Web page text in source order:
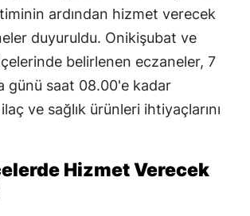
ardından hizmet verecek
duyuruldu. Onikişubat ve
belirlenen eczaneler, 7
günü saat 08.00'e kadar
ve sağlık ürünleri ihtiyaçlarını
Hizmet Verecek